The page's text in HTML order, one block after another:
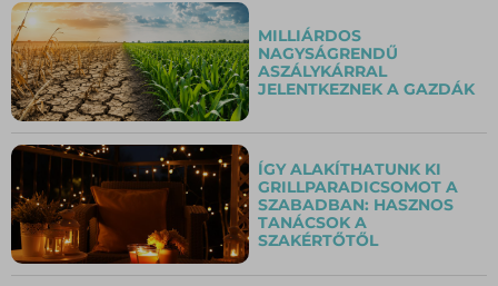
MILLIÁRDOS
NAGYSÁGRENDŰ
ASZÁLYKÁRRAL
JELENTKEZNEK A GAZDÁK
ÍGY ALAKÍTHATUNK KI
GRILLPARADICSOMOT A
SZABADBAN: HASZNOS
TANÁCSOK A
SZAKÉRTŐTŐL